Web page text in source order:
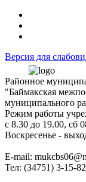
Версия для
Районное
"Баймакская
муниципального
Режим работы
с 8.30 до 19.00, сб
Воскресенье -
Е-mail:
Тел: (34751) 3-15-